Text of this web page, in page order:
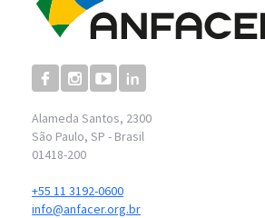
Alameda Santos, 2300
São Paulo, SP - Brasil
01418-200
+55 11 3192-0600
info@anfacer.org.br